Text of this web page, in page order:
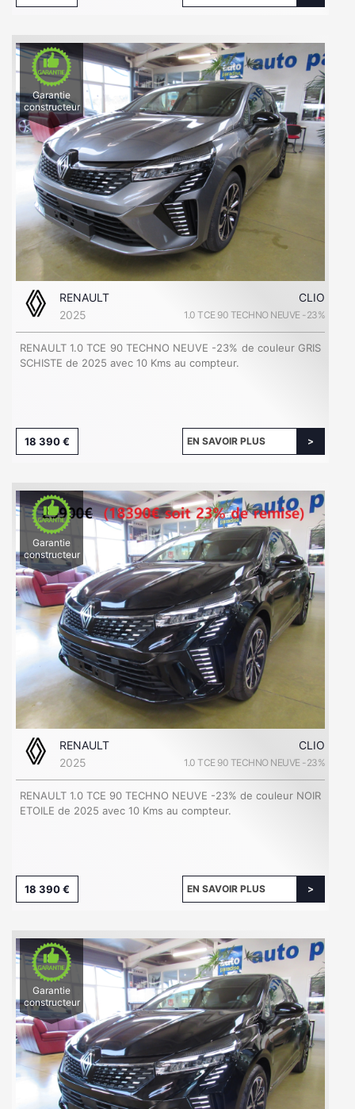
Garantie
constructeur
RENAULT
CLIO
2025
1.0 TCE 90 TECHNO NEUVE -23%
RENAULT 1.0 TCE 90 TECHNO NEUVE -23% de couleur GRIS
SCHISTE de 2025 avec 10 Kms au compteur.
18 390 € EN SAVOIR PLUS
Garantie
constructeur
RENAULT
CLIO
2025
1.0 TCE 90 TECHNO NEUVE -23%
RENAULT 1.0 TCE 90 TECHNO NEUVE -23% de couleur NOIR
ETOILE de 2025 avec 10 Kms au compteur.
18 390 € EN SAVOIR PLUS
Garantie
constructeur